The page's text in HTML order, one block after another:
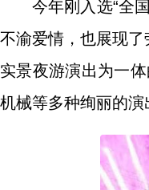
今年刚入选“全
不渝爱情，也展现
实景夜游演出为一
机械等多种绚丽的